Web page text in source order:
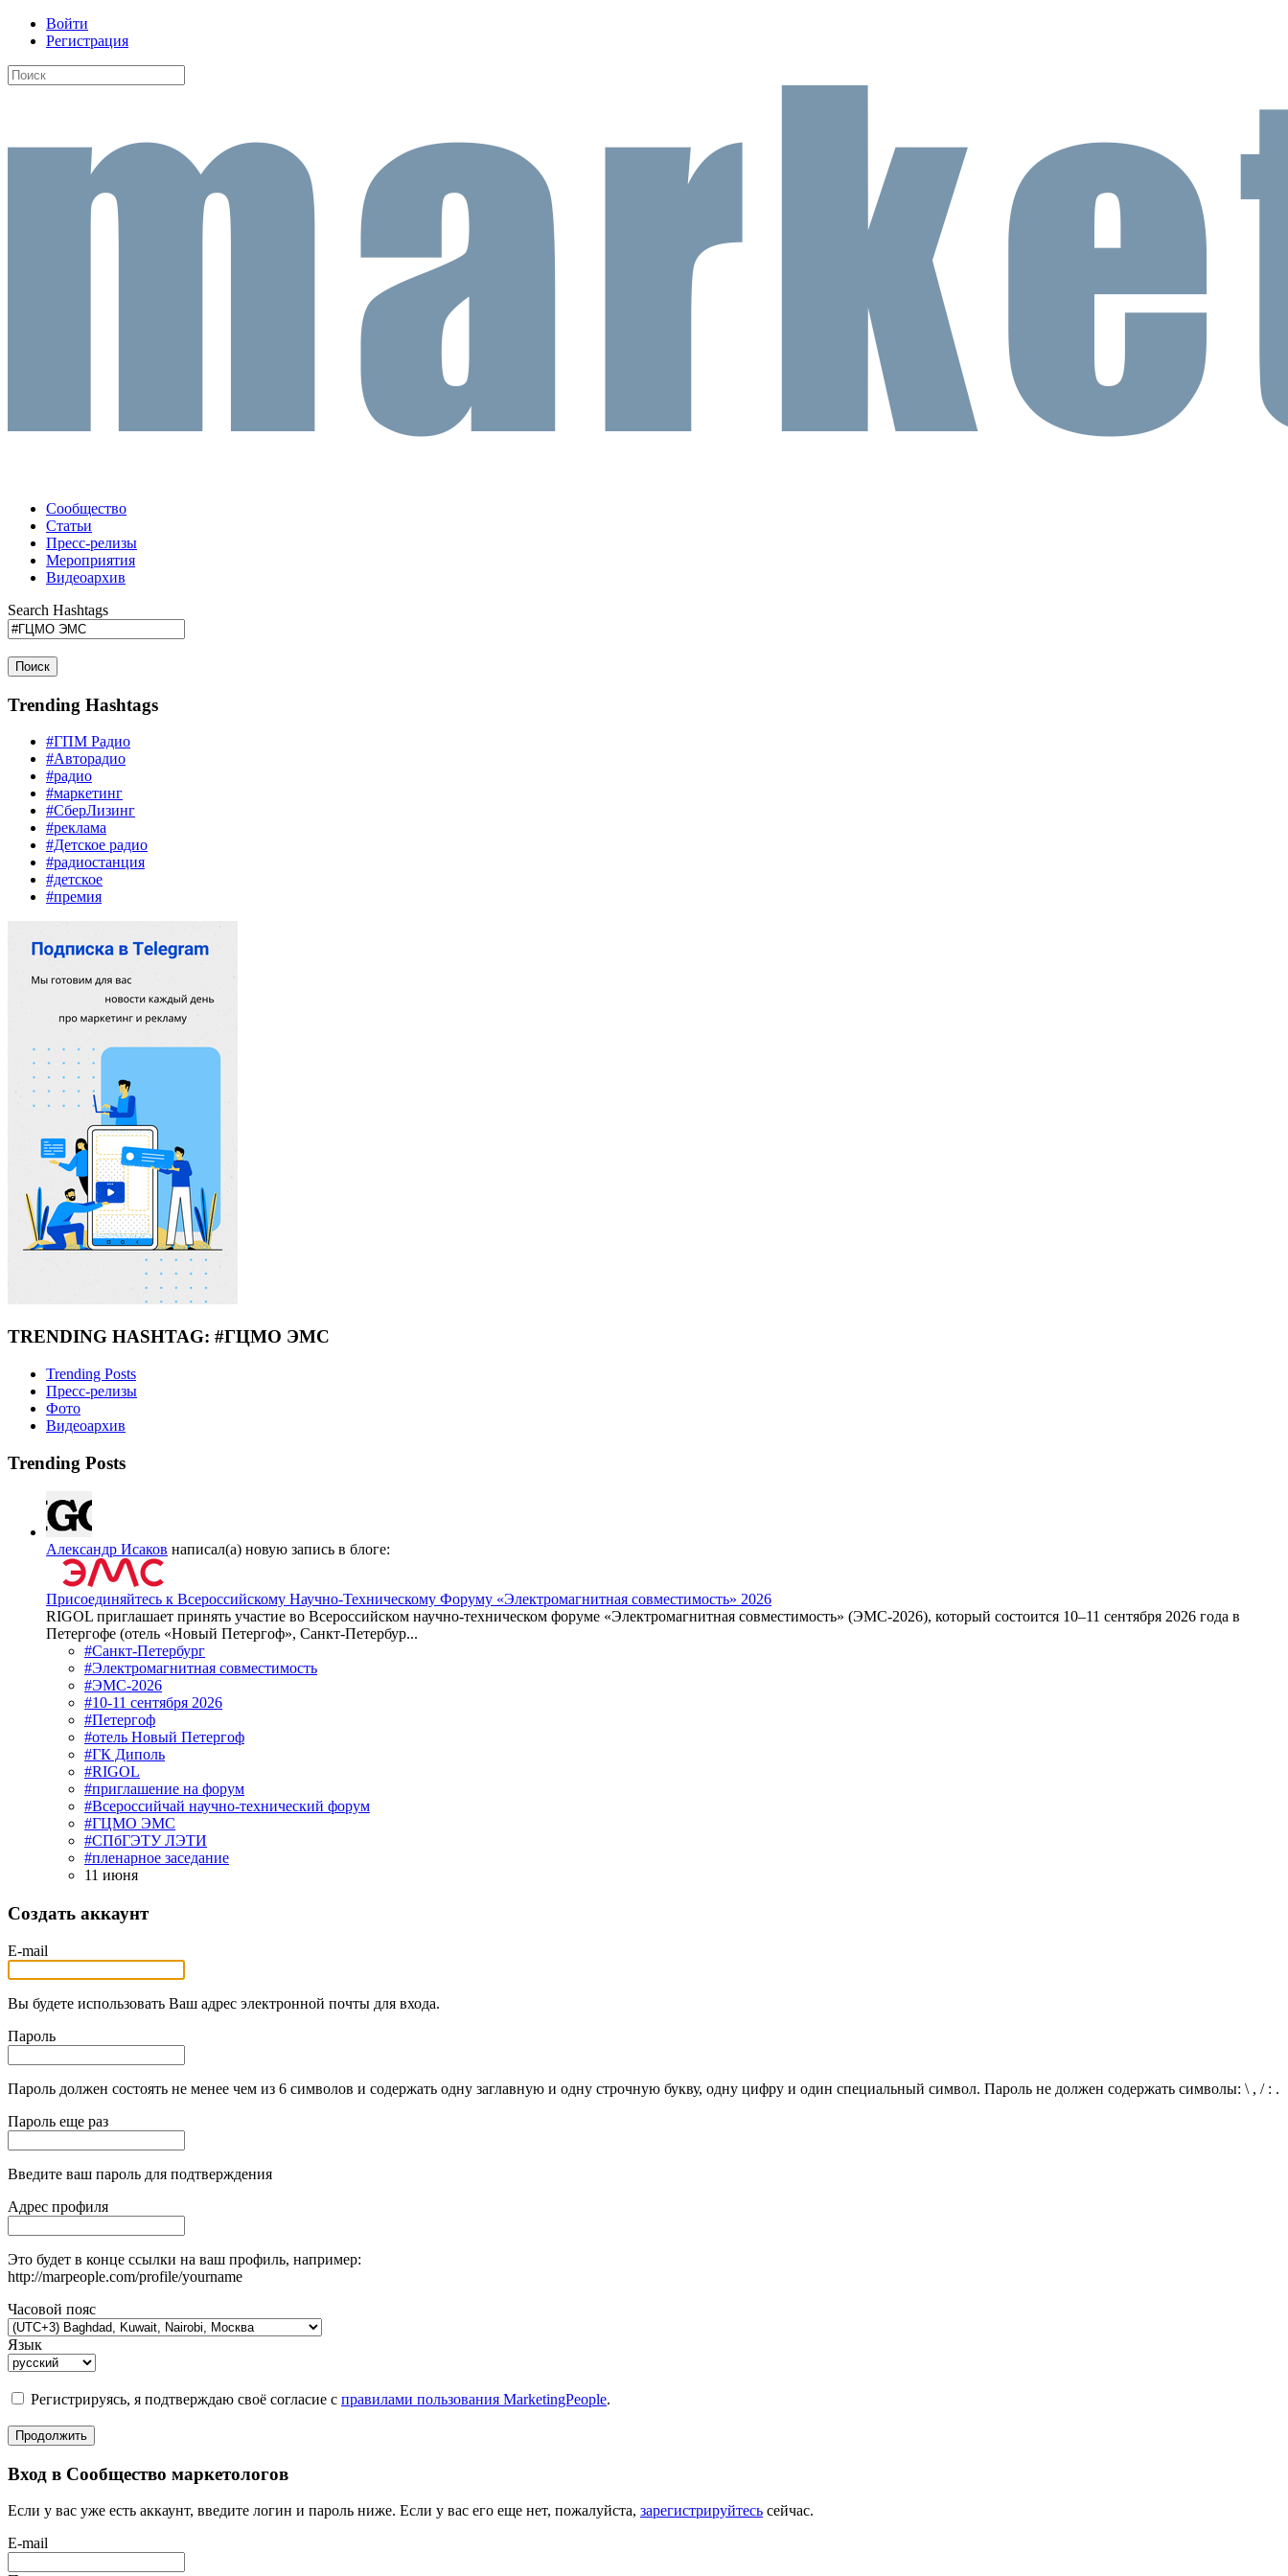
Войти
Регистрация
Сообщество
Статьи
Пресс-релизы
Мероприятия
Видеоархив
Search Hashtags
Поиск
Trending Hashtags
#ГПМ Радио
#Авторадио
#радио
#маркетинг
#СберЛизинг
#реклама
#Детское радио
#радиостанция
#детское
#премия
TRENDING HASHTAG: #ГЦМО ЭМС
Trending Posts
Пресс-релизы
Фото
Видеоархив
Trending Posts
Александр Исаков написал(а) новую запись в блоге:
Присоединяйтесь к Всероссийскому Научно-Техническому Форуму «Электромагнитная совместимость» 2026
RIGOL приглашает принять участие во Всероссийском научно-техническом форуме «Электромагнитная совместимость» (ЭМС-2026), который состоится 10–11 сентября 2026 года в
Петергофе (отель «Новый Петергоф», Санкт-Петербур...
#Санкт-Петербург
#Электромагнитная совместимость
#ЭМС-2026
#10-11 сентября 2026
#Петергоф
#отель Новый Петергоф
#ГК Диполь
#RIGOL
#приглашение на форум
#Всероссийчай научно-технический форум
#ГЦМО ЭМС
#СПбГЭТУ ЛЭТИ
#пленарное заседание
11 июня
Создать аккаунт
E-mail
Вы будете использовать Ваш адрес электронной почты для входа.
Пароль
Пароль должен состоять не менее чем из 6 символов и содержать одну заглавную и одну строчную букву, одну цифру и один специальный символ. Пароль не должен содержать символы: \ , / : .
Пароль еще раз
Введите ваш пароль для подтверждения
Адрес профиля
Это будет в конце ссылки на ваш профиль, например:
http://marpeople.com/profile/yourname
Часовой пояс
Язык
Регистрируясь, я подтверждаю своё согласие с правилами пользования MarketingPeople.
Продолжить
Вход в Сообщество маркетологов
Если у вас уже есть аккаунт, введите логин и пароль ниже. Если у вас его еще нет, пожалуйста, зарегистрируйтесь сейчас.
E-mail